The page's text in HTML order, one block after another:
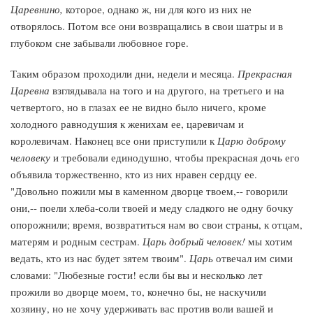
Царевнино, которое, однако ж, ни для кого из них не
отворялось. Потом все они возвращались в свои шатры и в
глубоком сне забывали любовное горе.
Таким образом проходили дни, недели и месяца. Прекрасная
Царевна взглядывала на того и на другого, на третьего и на
четвертого, но в глазах ее не видно было ничего, кроме
холодного равнодушия к женихам ее, царевичам и
королевичам. Наконец все они приступили к Царю доброму
человеку и требовали единодушно, чтобы прекрасная дочь его
объявила торжественно, кто из них нравен сердцу ее.
"Довольно пожили мы в каменном дворце твоем,-- говорили
они,-- поели хлеба-соли твоей и меду сладкого не одну бочку
опорожнили; время, возвратиться нам во свои страны, к отцам,
матерям и родным сестрам. Царь добрый человек! мы хотим
ведать, кто из нас будет зятем твоим". Царь отвечал им сими
словами: "Любезные гости! если бы вы и несколько лет
прожили во дворце моем, то, конечно бы, не наскучили
хозяину, но не хочу удерживать вас против воли вашей и